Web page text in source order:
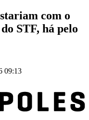
com o
STF, há pelo
09:13